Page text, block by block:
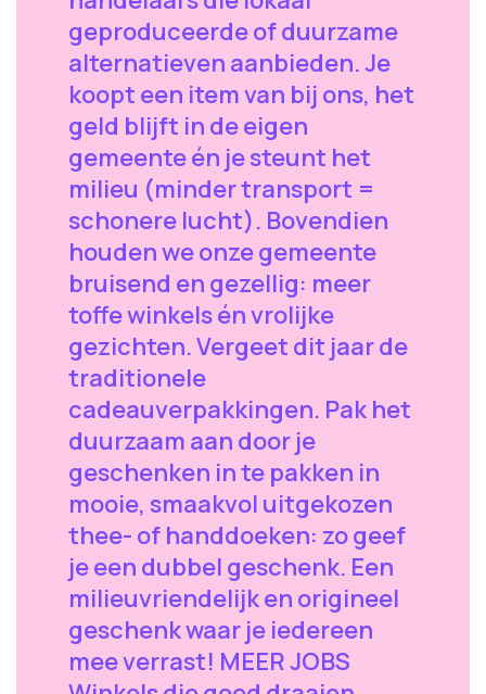
geproduceerde of duurzame
alternatieven aanbieden. Je
koopt een item van bij ons, het
geld blijft in de eigen
gemeente én je steunt het
milieu (minder transport =
schonere lucht). Bovendien
houden we onze gemeente
bruisend en gezellig: meer
toffe winkels én vrolijke
gezichten. Vergeet dit jaar de
traditionele
cadeauverpakkingen. Pak het
duurzaam aan door je
geschenken in te pakken in
mooie, smaakvol uitgekozen
thee- of handdoeken: zo geef
je een dubbel geschenk. Een
milieuvriendelijk en origineel
geschenk waar je iedereen
mee verrast! MEER JOBS